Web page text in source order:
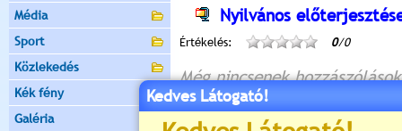
Média
Sport
Közlekedés
Kék fény
Galéria
Nyilvános
Értékelés: 0/0
Még nincsenek hozzászólások
Kedves Látogató!